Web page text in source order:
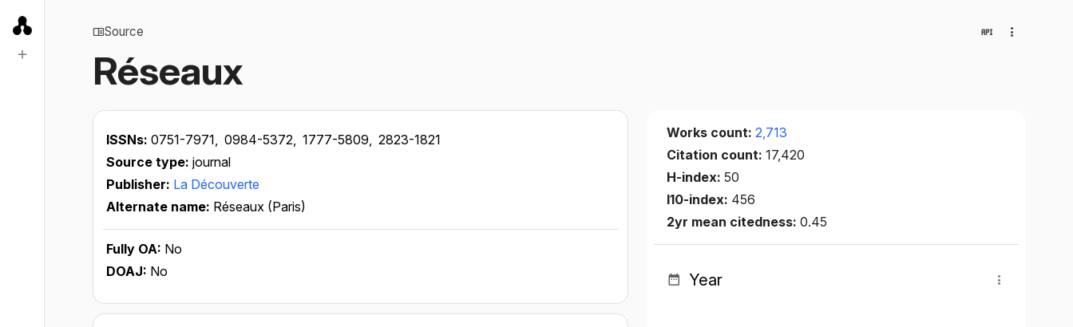
Source
Réseaux
ISSNs: 0751-7971, 0984-5372, 1777-5809, 2823-1821
Source type: journal
Publisher: La Découverte
Alternate name: Réseaux (Paris)
Fully OA: No
DOAJ: No
Works count:2,713
Citation count:17,420
H-index:50
I10-index: 456
2yr mean citedness:0.45
Year